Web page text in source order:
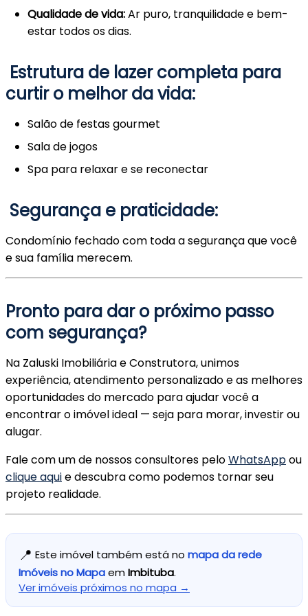
Qualidade de vida:Ar puro, tranquilidade e bem-
estar todos os dias.
Estrutura de lazer completa para
curtir o melhor da vida:
Salão de festas gourmet
Sala de jogos
Spa para relaxar e se reconectar
Segurança e praticidade:
Condomínio fechado com toda a segurança que você
e sua família merecem.
Pronto para dar o próximo passo
com segurança?
Na Zaluski Imobiliária e Construtora, unimos
experiência, atendimento personalizado e as melhores
oportunidades do mercado para ajudar você a
encontrar o imóvel ideal — seja para morar, investir ou
alugar.
Fale com um de nossos consultores peloWhatsAppou
clique aquie descubra como podemos tornar seu
projeto realidade.
📍 Este imóvel também está no mapa da rede
Imóveis no MapaemImbituba.
Ver imóveis próximos no mapa →